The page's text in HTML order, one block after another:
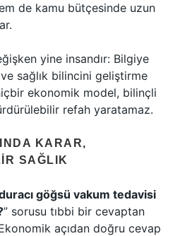
de kamu bütçesinde uzun
yine insandır: Bilgiye
sağlık bilincini geliştirme
ekonomik model, bilinçli
refah yaratamaz.
KARAR,
SAĞLIK
göğsü vakum tedavisi
” sorusu tıbbi bir cevaptan
Ekonomik açıdan doğru cevap